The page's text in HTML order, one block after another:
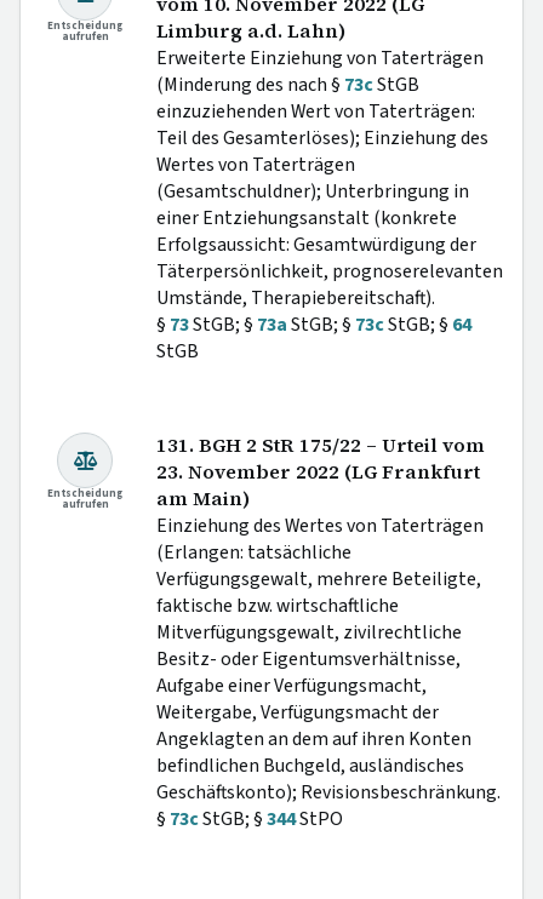
Entscheidung
aufrufen
Limburg a.d. Lahn)
Erweiterte Einziehung von Taterträgen
(Minderung des nach § 73cStGB
einzuziehenden Wert von Taterträgen:
Teil des Gesamterlöses); Einziehung des
Wertes von Taterträgen
(Gesamtschuldner); Unterbringung in
einer Entziehungsanstalt (konkrete
Erfolgsaussicht: Gesamtwürdigung der
Täterpersönlichkeit, prognoserelevanten
Umstände, Therapiebereitschaft).
§ 73StGB; § 73aStGB; § 73cStGB; § 64
StGB
Entscheidung
aufrufen
131. BGH 2 StR 175/22 – Urteil vom
23. November 2022 (LG Frankfurt
am Main)
Einziehung des Wertes von Taterträgen
(Erlangen: tatsächliche
Verfügungsgewalt, mehrere Beteiligte,
faktische bzw. wirtschaftliche
Mitverfügungsgewalt, zivilrechtliche
Besitz- oder Eigentumsverhältnisse,
Aufgabe einer Verfügungsmacht,
Weitergabe, Verfügungsmacht der
Angeklagten an dem auf ihren Konten
befindlichen Buchgeld, ausländisches
Geschäftskonto); Revisionsbeschränkung.
§ 73cStGB; §344StPO